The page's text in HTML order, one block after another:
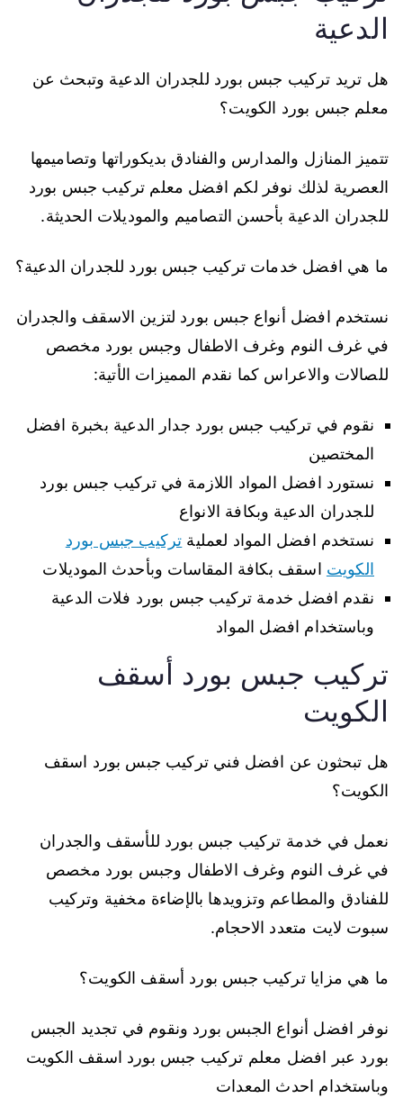
الدعية
هل تريد تركيب جبس بورد للجدران الدعية وتبحث عن
معلم جبس بورد الكويت؟
تتميز المنازل والمدارس والفنادق بديكوراتها وتصاميمها
العصرية لذلك نوفر لكم افضل معلم تركيب جبس بورد
للجدران الدعية بأحسن التصاميم والموديلات الحديثة.
ما هي افضل خدمات تركيب جبس بورد للجدران الدعية؟
نستخدم افضل أنواع جبس بورد لتزين الاسقف والجدران
في غرف النوم وغرف الاطفال وجبس بورد مخصص
للصالات والاعراس كما نقدم المميزات الأتية:
نقوم في تركيب جبس بورد جدار الدعية بخبرة افضل
المختصين
نستورد افضل المواد اللازمة في تركيب جبس بورد
للجدران الدعية وبكافة الانواع
نستخدم افضل المواد لعملية تركيب جبس بورد
الكويت اسقف بكافة المقاسات وبأحدث الموديلات
نقدم افضل خدمة تركيب جبس بورد فلات الدعية
وباستخدام افضل المواد
تركيب جبس بورد أسقف
الكويت
هل تبحثون عن افضل فني تركيب جبس بورد اسقف
الكويت؟
نعمل في خدمة تركيب جبس بورد للأسقف والجدران
في غرف النوم وغرف الاطفال وجبس بورد مخصص
للفنادق والمطاعم وتزويدها بالإضاءة مخفية وتركيب
سبوت لايت متعدد الاحجام.
ما هي مزايا تركيب جبس بورد أسقف الكويت؟
نوفر افضل أنواع الجبس بورد ونقوم في تجديد الجبس
بورد عبر افضل معلم تركيب جبس بورد اسقف الكويت
وباستخدام احدث المعدات